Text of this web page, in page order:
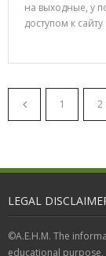
на выходные, у
доступом к
1 2
LEGAL
©A.E.H.M. The
educational